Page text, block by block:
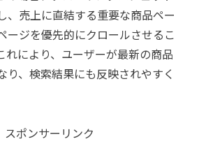
、売上に直結する重要な商品ペー
ージを優先的にクロールさせるこ
れにより、ユーザーが最新の商品
り、検索結果にも反映されやすく
スポンサーリンク